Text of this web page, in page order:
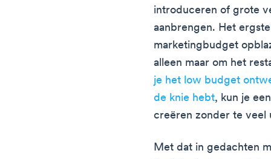
introduceren of grote
aanbrengen. Het
marketingbudget
alleen maar om het
je het low budget
de knie hebt, kun je
creëren zonder te veel
Met dat in gedachten